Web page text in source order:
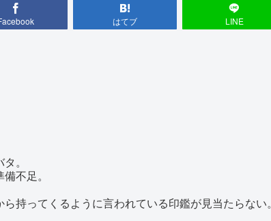
はてブ LINE
。
不足。
持ってくるように言われている印鑑が見当たらない。